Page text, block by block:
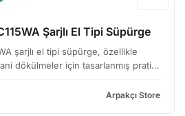
Şarjlı El Tipi Süpürge
şarjlı el tipi süpürge, özellikle
dökülmeler için tasarlanmış pratik
evinizin farklı k…
Arpakçı Store